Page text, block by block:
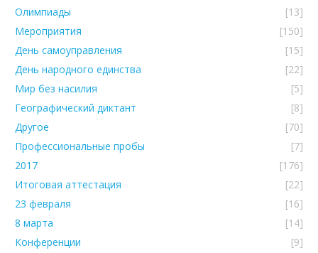
Олимпиады
[13]
Мероприятия
[150]
День самоуправления
[15]
День народного единства
[22]
Мир без насилия
[5]
Географический диктант
[8]
Другое
[70]
Профессиональные пробы
[7]
2017
[176]
Итоговая аттестация
[22]
23 февраля
[16]
8 марта
[14]
Конференции
[9]